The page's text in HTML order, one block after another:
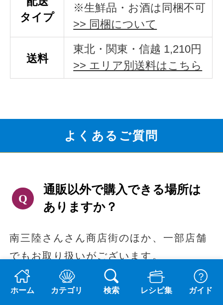
タイプ
※生鮮品・お酒は同梱不可
>> 同梱について
送料
東北・関東・信越 1,210円
>> エリア別送料はこちら
よくあるご質問
通販以外で購入できる場所は
ありますか？
南三陸さんさん商店街のほか、一部店舗
でもお取り扱いがございます。
山内鮮魚店（南三陸さんさん商店街）
ホーム カテゴリ 検索 レシピ集 ガイド